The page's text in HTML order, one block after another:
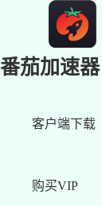
番茄加速器
客户端下载
购买VIP